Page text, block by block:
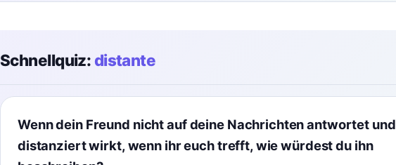
Schnellquiz: distante
Wenn dein Freund nicht auf deine Nachrichten antwortet und
distanziert wirkt, wenn ihr euch trefft, wie würdest du ihn